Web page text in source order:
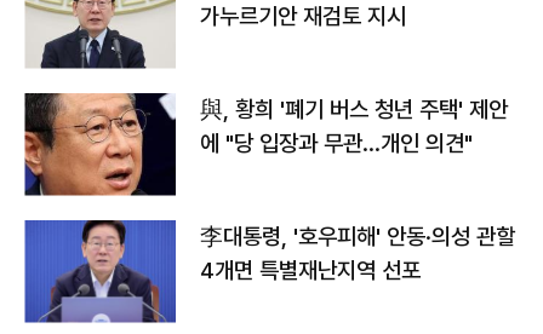
가누르기안 재검토 지시
與, 황희 '폐기 버스 청년 주택' 제안
에 "당 입장과 무관…개인 의견"
李대통령, '호우피해' 안동·의성 관할
4개면 특별재난지역 선포